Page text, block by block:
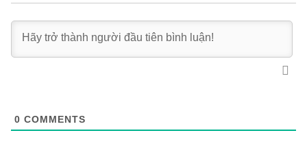
0 COMMENTS